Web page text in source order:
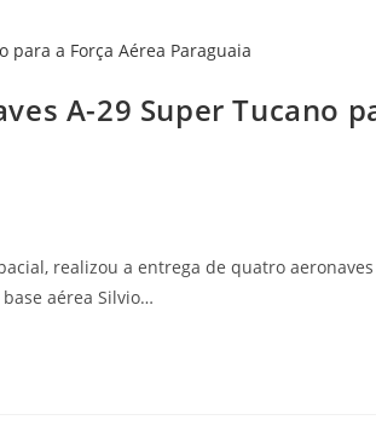
A-29 Super Tucano
realizou a entrega de quatro
aérea Silvio…